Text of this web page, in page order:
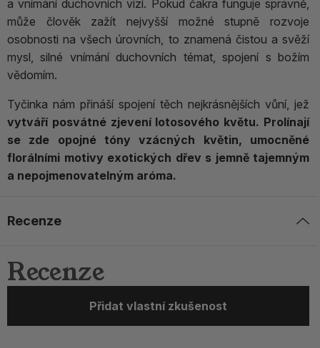
a vnímání duchovních vizí. Pokud čakra funguje správně,
může člověk zažít nejvyšší možné stupně rozvoje
osobnosti na všech úrovních, to znamená čistou a svěží
mysl, silné vnímání duchovních témat, spojení s božím
vědomím.
Tyčinka nám přináší spojení těch nejkrásnějších vůní, jež
vytváří posvátné zjevení lotosového květu. Prolínají
se zde opojné tóny vzácných květin, umocněné
florálními motivy exotických dřev s jemně tajemným
a nepojmenovatelným aróma.
Recenze
Recenze
Přidat vlastní zkušenost